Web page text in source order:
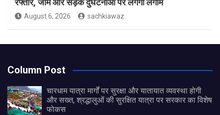
रफ्तार, जाम और सड़क दुर्घटनाओं पर लगेगी लगाम
August 6, 2026 sachkiawaz
Column Post
चारधाम यात्रा मार्गों पर सुरक्षा और यातायात व्यवस्था होगी
और सख्त, श्रद्धालुओं की सुरक्षित यात्रा पर सरकार का विशेष
फोकस